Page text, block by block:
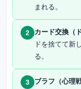
まれる。
2 カード交換（
ドを捨てて新
る。
3 ブラフ（心理